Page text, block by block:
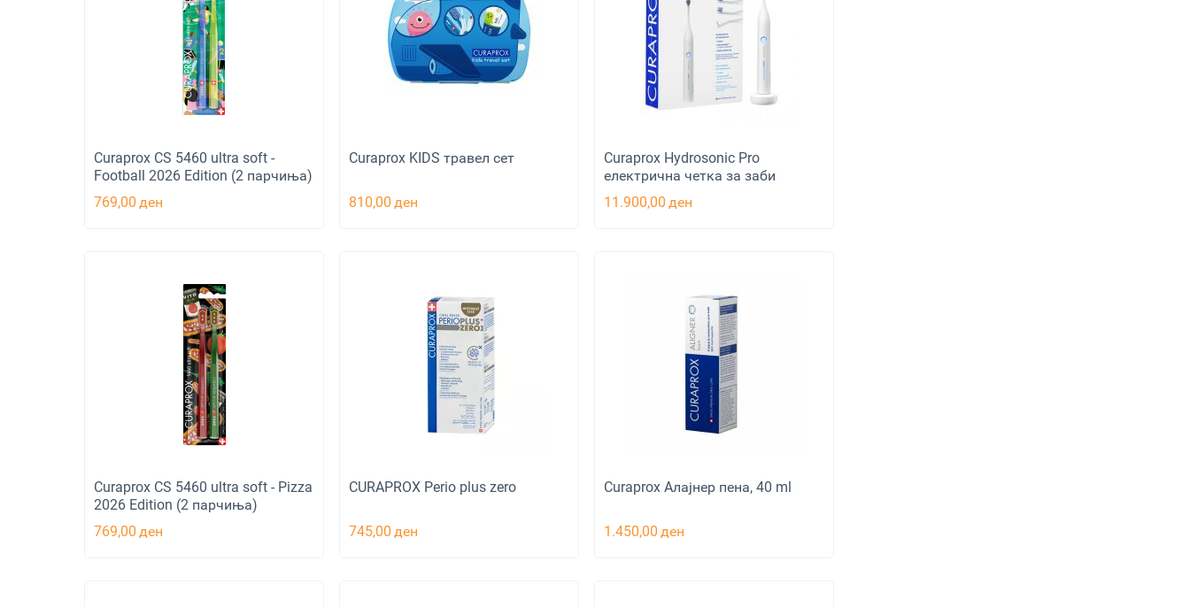
Curaprox CS 5460 ultra soft -
Football 2026 Edition (2 парчиња)
769,00 ден
Curaprox KIDS травел сет
810,00 ден
Curaprox Hydrosonic Pro
електрична четка за заби
11.900,00 ден
Curaprox CS 5460 ultra soft - Pizza
2026 Edition (2 парчиња)
769,00 ден
CURAPROX Perio plus zero
745,00 ден
Curaprox Aлајнер пена, 40 ml
1.450,00 ден